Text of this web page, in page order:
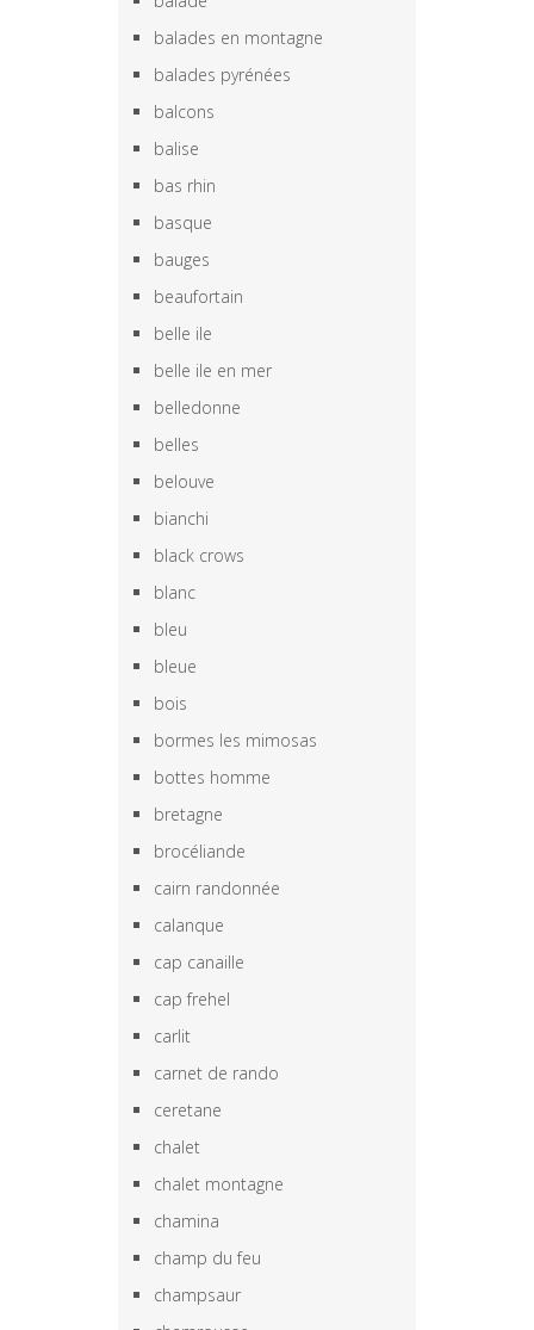
balades en montagne
balades pyrénées
balcons
balise
bas rhin
basque
bauges
beaufortain
belle ile
belle ile en mer
belledonne
belles
belouve
bianchi
black crows
blanc
bleu
bleue
bois
bormes les mimosas
bottes homme
bretagne
brocéliande
cairn randonnée
calanque
cap canaille
cap frehel
carlit
carnet de rando
ceretane
chalet
chalet montagne
chamina
champ du feu
champsaur